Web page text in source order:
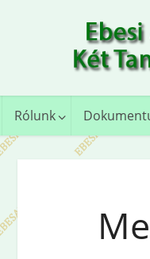
Rólunk